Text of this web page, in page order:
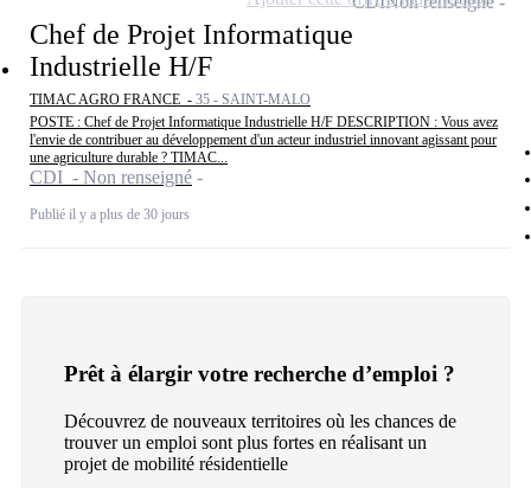
Chef de Projet Informatique
Industrielle H/F
TIMAC AGRO FRANCE - 35 - SAINT-MALO
POSTE : Chef de Projet Informatique Industrielle H/F DESCRIPTION : Vous avez
l'envie de contribuer au développement d'un acteur industriel innovant agissant pour
une agriculture durable ? TIMAC...
CDI - Non renseigné
Publié il y a plus de 30 jours
Prêt à élargir votre recherche d’emploi ?
Découvrez de nouveaux territoires où les chances de
trouver un emploi sont plus fortes en réalisant un
projet de mobilité résidentielle